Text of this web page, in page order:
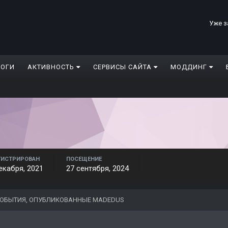
Уже
АКТИВНОСТЬ СЕРВИСЫ САЙТА МОДДИНГ
2021
ПОСЕЩЕНИЕ
27 сентября, 2024
ОПУБЛИКОВАННЫЕ MADEDUS